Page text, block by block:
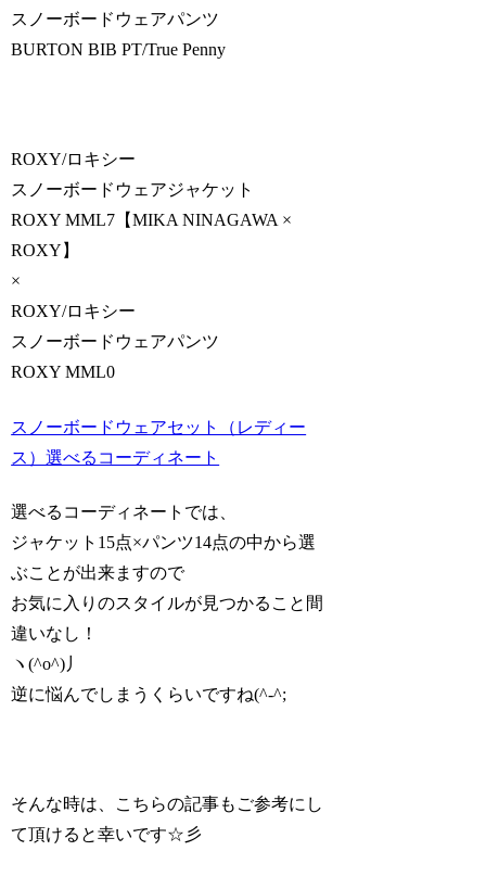
スノーボードウェアパンツ
BURTON BIB PT/True Penny
ROXY/ロキシー
スノーボードウェアジャケット
ROXY MML7【MIKA NINAGAWA ×
ROXY】
×
ROXY/ロキシー
スノーボードウェアパンツ
ROXY MML0
スノーボードウェアセット（レディー
ス）選べるコーディネート
選べるコーディネートでは、
ジャケット15点×パンツ14点の中から選
ぶことが出来ますので
お気に入りのスタイルが見つかること間
違いなし！
ヽ(^o^)丿
逆に悩んでしまうくらいですね(^-^;
そんな時は、こちらの記事もご参考にし
て頂けると幸いです☆彡